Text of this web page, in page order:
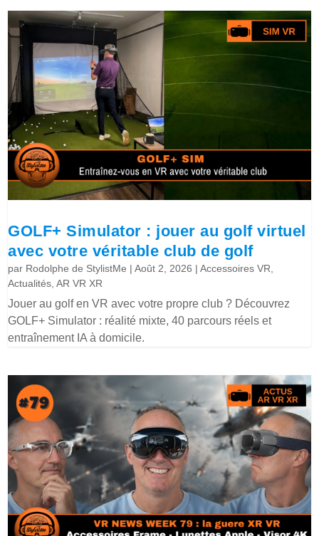
GOLF+ Simulator : jouer au golf virtuel
avec votre véritable club de golf
par Rodolphe de StylistMe |Août 2, 2026 |Accessoires VR
Actualités ,AR VR XR
Jouer au golf en VR avec votre propre club ? Découvrez
GOLF+ Simulator : réalité mixte, 40 parcours réels et
entraînement IA à domicile.